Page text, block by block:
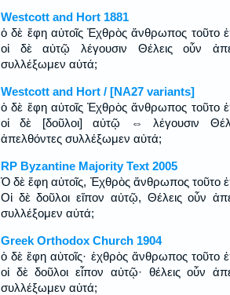
Westcott and Hort 1881
ὁ δὲ ἔφη αὐτοῖς Ἐχθρὸς ἄνθρωπος τοῦτο
οἱ δὲ αὐτῷ λέγουσιν Θέλεις οὖν
συλλέξωμεν αὐτά;
Westcott and Hort / [NA27 variants]
ὁ δὲ ἔφη αὐτοῖς Ἐχθρὸς ἄνθρωπος τοῦτο
οἱ δὲ [δοῦλοι] αὐτῷ ⇔ λέγουσιν
ἀπελθόντες συλλέξωμεν αὐτά;
RP Byzantine Majority Text 2005
Ὁ δὲ ἔφη αὐτοῖς, Ἐχθρὸς ἄνθρωπος τοῦτο
Οἱ δὲ δοῦλοι εἴπον αὐτῷ, Θέλεις οὖν
συλλέξομεν αὐτά;
Greek Orthodox Church 1904
ὁ δὲ ἔφη αὐτοῖς· ἐχθρὸς ἄνθρωπος τοῦτο
οἱ δὲ δοῦλοι εἶπον αὐτῷ· θέλεις οὖν
συλλέξωμεν αὐτά;